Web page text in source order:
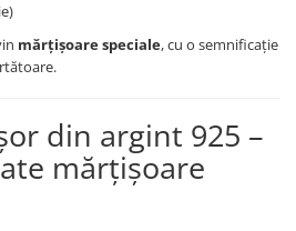
și
mărțișoare speciale, cu o semnificație
din argint 925 –
mărțișoare